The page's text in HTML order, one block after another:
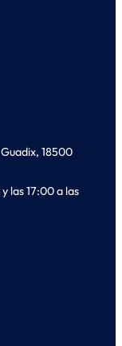
18500
las 17:00 a las